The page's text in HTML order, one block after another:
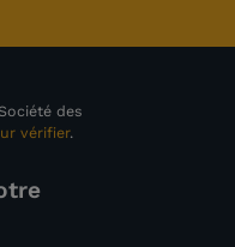
des
vérifier.